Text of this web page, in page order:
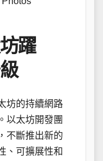
躍
坊的持續網路
以太坊開發團
不斷推出新的
、可擴展性和